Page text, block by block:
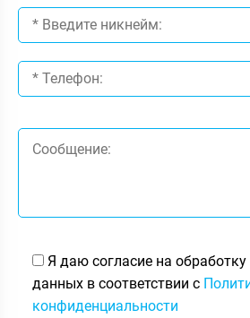
Я даю согласие на
данных в соответствии с
конфиденциальности